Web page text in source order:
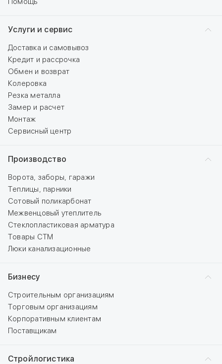
Услуги и сервис
Доставка и самовывоз
Кредит и рассрочка
Обмен и возврат
Колеровка
Резка металла
Замер и расчет
Монтаж
Сервисный центр
Производство
Ворота, заборы, гаражи
Теплицы, парники
Сотовый поликарбонат
Межвенцовый утеплитель
Стеклопластиковая арматура
Товары СТМ
Люки канализационные
Бизнесу
Строительным организациям
Торговым организациям
Корпоративным клиентам
Поставщикам
Стройлогистика